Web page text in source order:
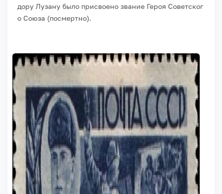
дору Лузану было присвоено звание Героя Советског
о Союза (посмертно).